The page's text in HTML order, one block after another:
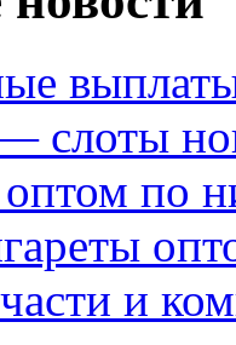
слоты
по
и